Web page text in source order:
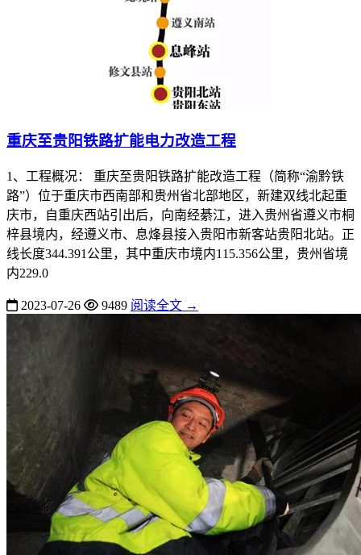
重庆至贵阳铁路扩能电力改造工程
1、工程概况： 重庆至贵阳铁路扩能改造工程（简称“渝黔铁
路”）位于重庆市西南部和贵州省北部地区，新建双线北起重
庆市，自重庆西站引出后，向南经綦江，进入贵州省遵义市桐
梓县境内，经遵义市、息烽县接入贵阳市新客站贵阳北站。正
线长度344.391公里，其中重庆市境内115.356公里，贵州省境
内229.0
2023-07-26 9489 阅读全文 →